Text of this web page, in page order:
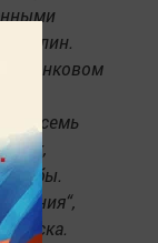
в танковом
семь